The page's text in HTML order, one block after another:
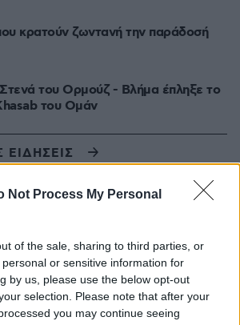
Not Process My Personal
of the sale, sharing to third parties, or
or sensitive information for
by us, please use the below opt-out
selection. Please note that after your
you may continue seeing
κρατούν ζωντανή την παράδοσή
του Ορμούζ - Βλήμα έπληξε το
του Ομάν
ΕΙΔΗΣΕΙΣ